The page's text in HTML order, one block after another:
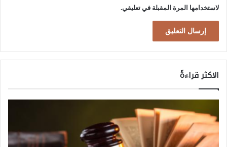
ع
ا
ا
لاستخدامها المرة المقبلة في تعليقي.
الاكثر قراءةً